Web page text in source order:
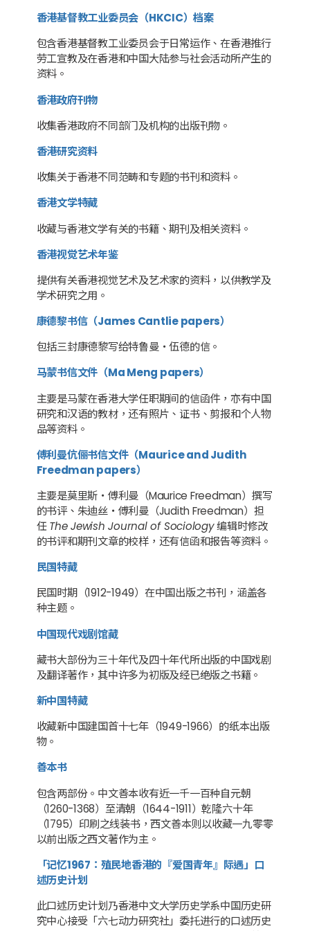
香港基督教工业委员会（HKCIC）档案
包含香港基督教工业委员会于日常运作、在香港推行
劳工宣教及在香港和中国大陆参与社会活动所产生的
资料。
香港政府刊物
收集香港政府不同部门及机构的出版刊物。
香港研究资料
收集关于香港不同范畴和专题的书刊和资料。
香港文学特藏
收藏与香港文学有关的书籍、期刊及相关资料。
香港视觉艺术年鉴
提供有关香港视觉艺术及艺术家的资料，以供教学及
学术研究之用。
康德黎书信（James Cantlie papers）
包括三封康德黎写给特鲁曼・伍德的信。
马蒙书信文件（Ma Meng papers）
主要是马蒙在香港大学任职期间的信函件，亦有中国
研究和汉语的教材，还有照片、证书、剪报和个人物
品等资料。
傅利曼伉俪书信文件（Maurice and Judith
Freedman papers）
主要是莫里斯‧傅利曼（Maurice Freedman）撰写
的书评、朱迪丝‧傅利曼（Judith Freedman）担
任The Jewish Journal of Sociology编辑时修改
的书评和期刊文章的校样，还有信函和报告等资料。
民国特藏
民国时期（1912-1949）在中国出版之书刊，涵盖各
种主题。
中国现代戏剧馆藏
藏书大部份为三十年代及四十年代所出版的中国戏剧
及翻译著作，其中许多为初版及经已绝版之书籍。
新中国特藏
收藏新中国建国首十七年（1949-1966）的纸本出版
物。
善本书
包含两部份。中文善本收有近一千一百种自元朝
（1260-1368）至清朝（1644-1911）乾隆六十年
（1795）印刷之线装书，西文善本则以收藏一九零零
以前出版之西文著作为主。
「记忆1967：殖民地香港的『爱国青年』际遇」口
述历史计划
此口述历史计划乃香港中文大学历史学系中国历史研
究中心接受「六七动力研究社」委托进行的口述历史